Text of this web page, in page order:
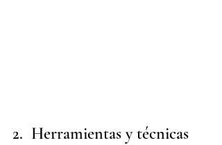
2.  Herramientas y técnicas